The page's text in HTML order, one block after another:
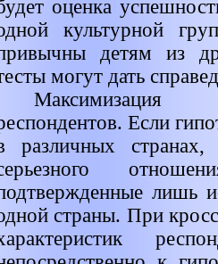
оценка
культурной
детям из
могут дать
Максимизация
Если
различных
лишь
страны. При